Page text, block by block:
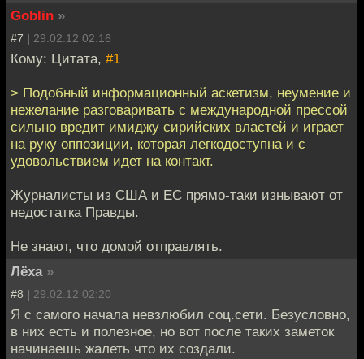
Goblin »
#7 | 29.02.12 02:16
Кому: Цитата, #1
> Подобный информационный аскетизм, неумение и
нежелание разговаривать с международной прессой
сильно вредит имиджу сирийских властей и играет
на руку оппозиции, которая легкодоступна и с
удовольствием идет на контакт.
Журналисты из США и ЕС прямо-таки изнывают от
недостатка Правды.
Не знают, что домой отправлять.
Лёха »
#8 | 29.02.12 02:20
Я с самого начала невзлюбил соц.сети. Безусловно,
в них есть и полезное, но вот после таких заметок
начинаешь жалеть что их создали.